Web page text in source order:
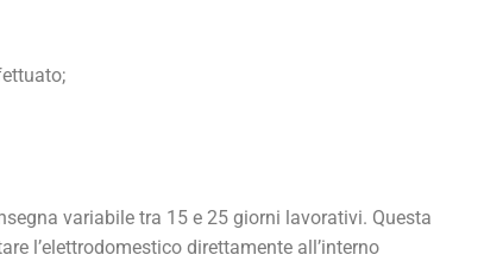
variabile tra 15 e 25 giorni lavorativi. Questa
l’elettrodomestico direttamente all’interno